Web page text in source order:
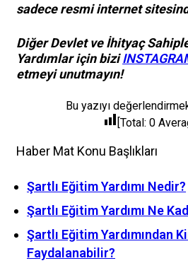
sadece resmi internet
Diğer Devlet ve İhityaç
Yardımlar için bizi
etmeyi unutmayın!
Bu yazıyı
[Total: 0
Haber Mat Konu Başlıkları
Şartlı Eğitim Yardımı Nedir?
Şartlı Eğitim Yardımı Ne
Şartlı Eğitim Yardımından
Faydalanabilir?